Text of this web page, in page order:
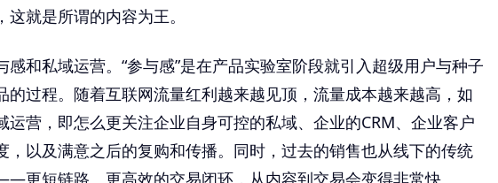
就是所谓的内容为王。
感和私域运营。“参与感”是在产品实验室阶段就引入超级用户与种子
的过程。随着互联网流量红利越来越见顶，流量成本越来越高，如
运营，即怎么更关注企业自身可控的私域、企业的CRM、企业客户
，以及满意之后的复购和传播。同时，过去的销售也从线下的传统
更短链路、更高效的交易闭环，从内容到交易会变得非常快。